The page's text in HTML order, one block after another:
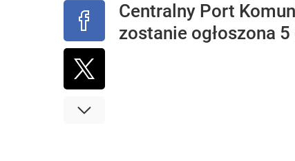
Centralny Port
zostanie ogłoszona